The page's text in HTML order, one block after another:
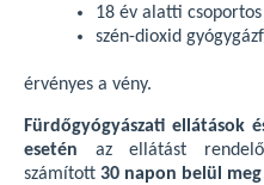
18 év alatti
szén-dioxid
érvényes a vény.
Fürdőgyógyászati ellátások
esetén az ellátást
számított 30 napon belül